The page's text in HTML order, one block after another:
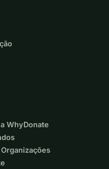
WhyDonate